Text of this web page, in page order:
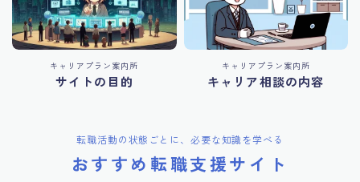
キャリアプラン案内所
サイトの目的
キャリアプラン案内所
キャリア相談の内容
転職活動の状態ごとに、必要な知識を学べる
おすすめ転職支援サイト